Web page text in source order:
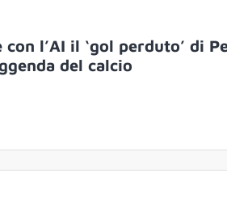
l’AI il ‘gol perduto’ di
del calcio